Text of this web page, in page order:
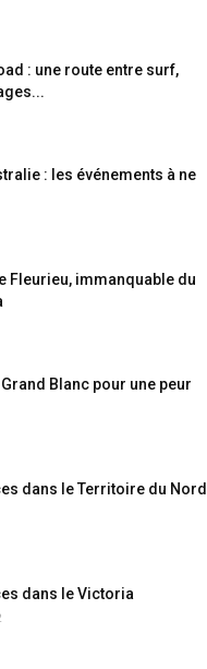
: une route entre surf,
: les événements à ne
Fleurieu, immanquable du
Blanc pour une peur
dans le Territoire du Nord
dans le Victoria